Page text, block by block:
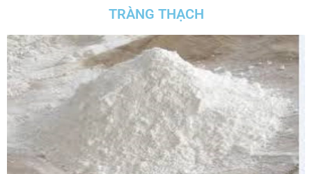
TRÀNG THẠCH